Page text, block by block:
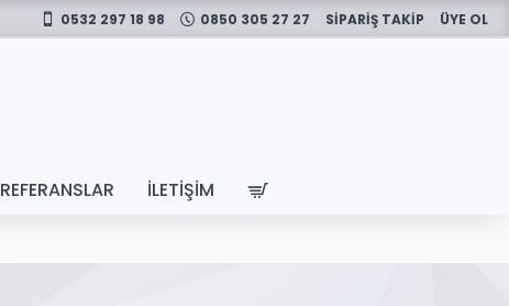
0532 297 18 98 0850 305 27 27 SİPARİŞ TAKİP ÜYE OL
REFERANSLAR İLETIŞIM